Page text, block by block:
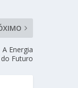
Energia
Futuro